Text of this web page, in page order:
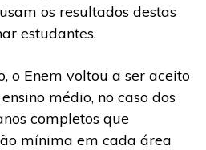
os resultados destas
estudantes.
o Enem voltou a ser aceito
médio, no caso dos
completos que
mínima em cada área